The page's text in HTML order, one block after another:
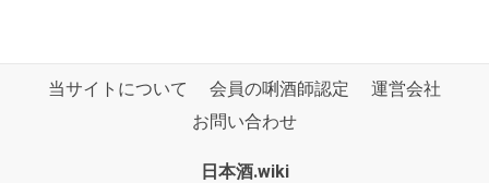
当サイトについて 会員の唎酒師認定
運営会社
お問い合わせ
日本酒.wiki